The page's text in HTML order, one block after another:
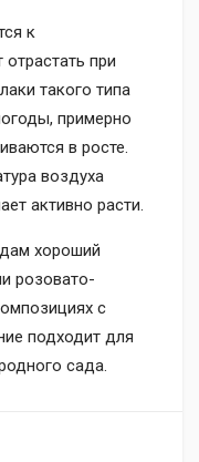
к
при
такого типа
примерно
в росте.
воздуха
активно расти.
хороший
розовато-
с
подходит для
сада.